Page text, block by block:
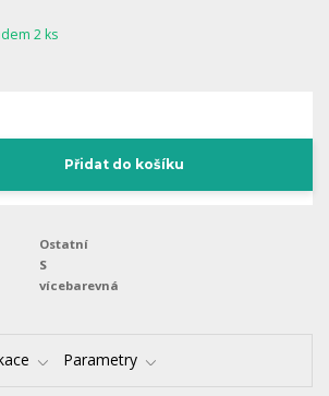
2 ks
Přidat do košíku
Ostatní
S
vícebarevná
Parametry